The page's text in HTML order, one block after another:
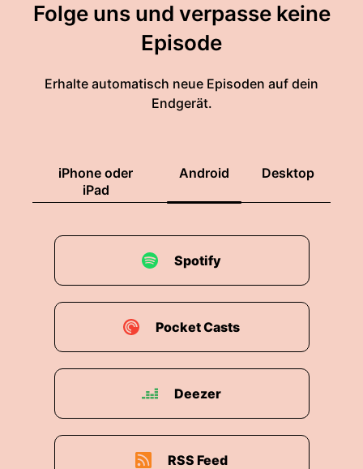
Folge uns und verpasse keine
Episode
Erhalte automatisch neue Episoden auf dein
Endgerät.
iPhone oder
iPad
Android Desktop
Spotify
Pocket Casts
Deezer
RSS Feed